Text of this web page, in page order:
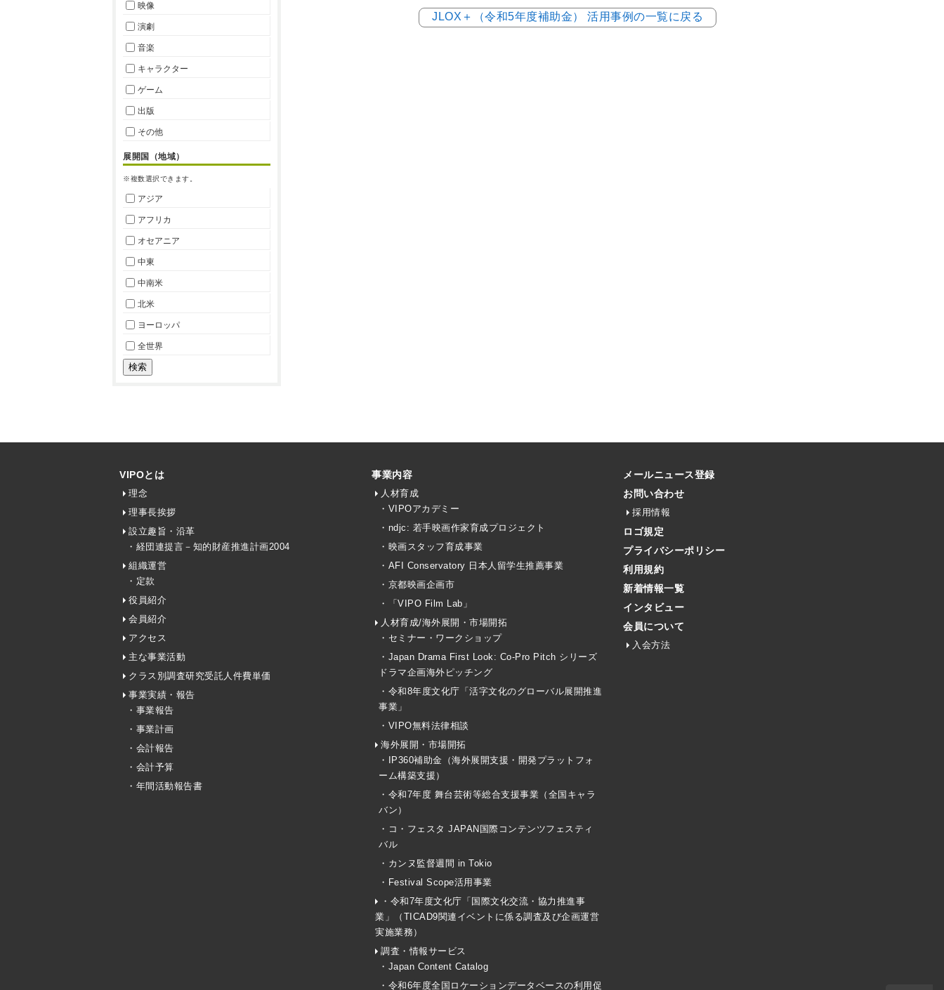
JLOX＋（令和5年度補助金） 活用事例の一覧に戻る
映像
演劇
音楽
キャラクター
ゲーム
出版
その他
展開国（地域）
※複数選択できます。
アジア
アフリカ
オセアニア
中東
中南米
北米
ヨーロッパ
全世界
VIPOとは
理念
理事長挨拶
設立趣旨・沿革
・経団連提言－知的財産推進計画2004
組織運営
・定款
役員紹介
会員紹介
アクセス
主な事業活動
クラス別調査研究受託人件費単価
事業実績・報告
・事業報告
・事業計画
・会計報告
・会計予算
・年間活動報告書
事業内容
人材育成
・VIPOアカデミー
・ndjc: 若手映画作家育成プロジェクト
・映画スタッフ育成事業
・AFI Conservatory 日本人留学生推薦事業
・京都映画企画市
・「VIPO Film Lab」
人材育成/海外展開・市場開拓
・セミナー・ワークショップ
・Japan Drama First Look: Co-Pro Pitch シリーズ
ドラマ企画海外ピッチング
・令和8年度文化庁「活字文化のグローバル展開推進
事業」
・VIPO無料法律相談
海外展開・市場開拓
・IP360補助金（海外展開支援・開発プラットフォ
ーム構築支援）
・令和7年度 舞台芸術等総合支援事業（全国キャラ
バン）
・コ・フェスタ JAPAN国際コンテンツフェスティ
バル
・カンヌ監督週間 in Tokio
・Festival Scope活用事業
・令和7年度文化庁「国際文化交流・協力推進事
業」（TICAD9関連イベントに係る調査及び企画運営
実施業務）
調査・情報サービス
・Japan Content Catalog
・令和6年度全国ロケーションデータベースの利用促
メールニュース登録
お問い合わせ
採用情報
ロゴ規定
プライバシーポリシー
利用規約
新着情報一覧
インタビュー
会員について
入会方法